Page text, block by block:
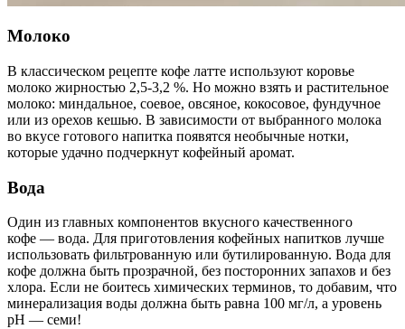
Молоко
В классическом рецепте кофе латте используют коровье
молоко жирностью 2,5-3,2 %. Но можно взять и растительное
молоко: миндальное, соевое, овсяное, кокосовое, фундучное
или из орехов кешью. В зависимости от выбранного молока
во вкусе готового напитка появятся необычные нотки,
которые удачно подчеркнут кофейный аромат.
Вода
Один из главных компонентов вкусного качественного
кофе — вода. Для приготовления кофейных напитков лучше
использовать фильтрованную или бутилированную. Вода для
кофе должна быть прозрачной, без посторонних запахов и без
хлора. Если не боитесь химических терминов, то добавим, что
минерализация воды должна быть равна 100 мг/л, а уровень
pH — семи!